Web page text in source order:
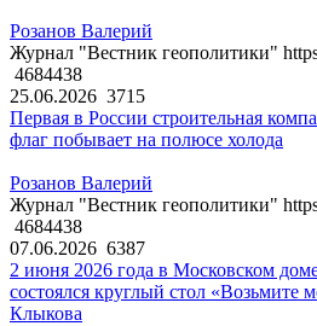
Розанов Валерий
Журнал "Вестник геополитики"
4684438
25.06.2026 3715
Первая в России строительная
флаг побывает на полюсе холода
Розанов Валерий
Журнал "Вестник геополитики"
4684438
07.06.2026 6387
2 июня 2026 года в Московском
состоялся круглый стол «Возьмите
Клыкова